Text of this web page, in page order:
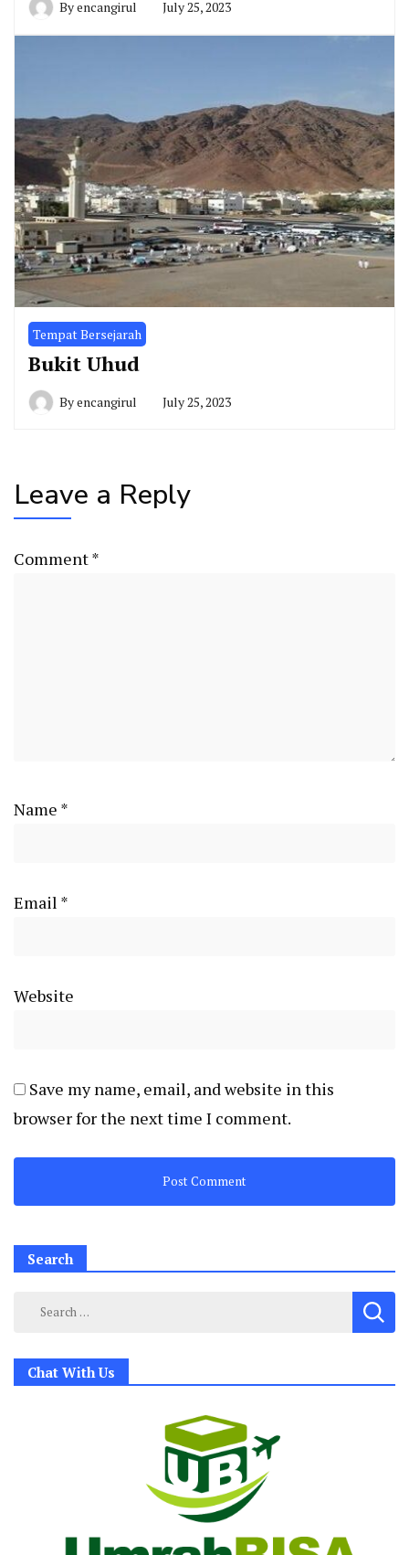
Byencangirul July 25, 2023
Tempat Bersejarah
Bukit Uhud
Byencangirul July 25, 2023
Leave a Reply
Comment*
Name *
Email *
Website
Save my name, email, and website in this
browser for the next time I comment.
Search
Search
Chat With Us